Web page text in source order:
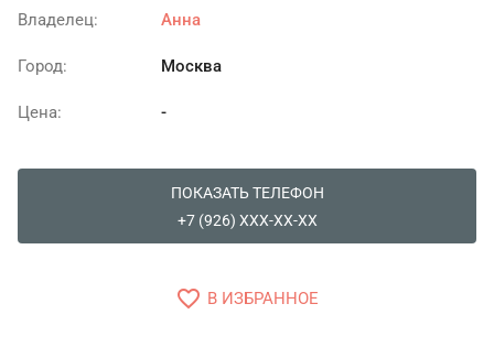
Владелец: Анна
Город: Москва
Цена: -
ПОКАЗАТЬ ТЕЛЕФОН
+7 (926) XXX-XX-XX
favorite_border В ИЗБРАННОЕ